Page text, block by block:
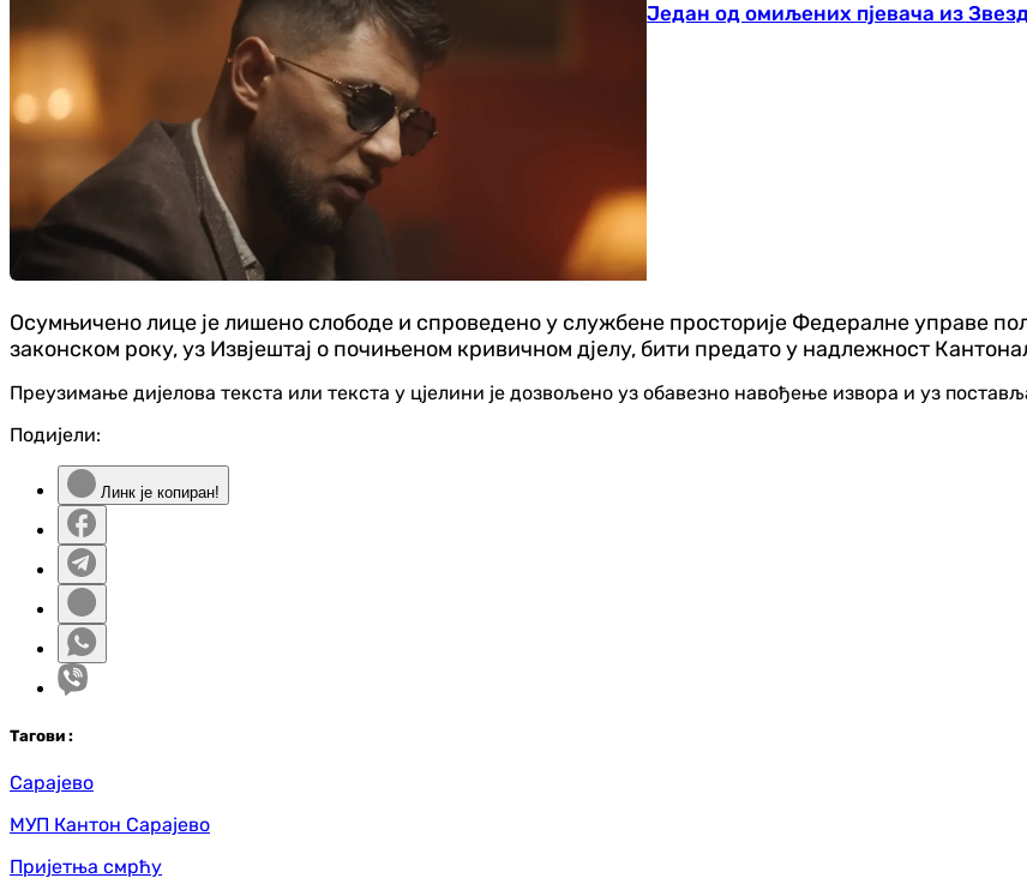
Један од омиљених пјевача из
Осумњичено лице је лишено слободе и спроведено у службене просторије Федералне управе
законском року, уз Извјештај о почињеном кривичном дјелу, бити предато у надлежност
Преузимање дијелова текста или текста у цјелини је дозвољено уз обавезно навођење извора и уз
Подијели:
Линк је копиран!
Тагови :
Сарајево
МУП Кантон Сарајево
Пријетња смрћу